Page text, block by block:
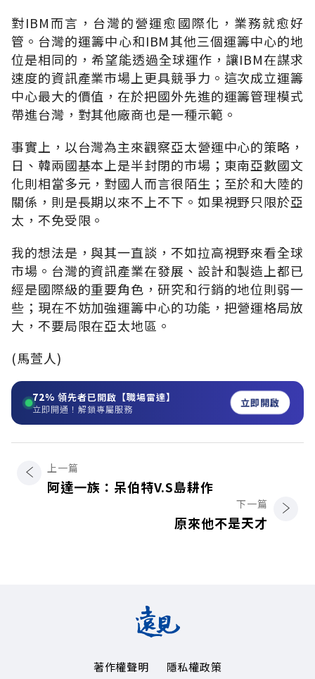
對IBM而言，台灣的營運愈國際化，業務就愈好
管。台灣的運籌中心和IBM其他三個運籌中心的地
位是相同的，希望能透過全球運作，讓IBM在謀求
速度的資訊產業市場上更具競爭力。這次成立運籌
中心最大的價值，在於把國外先進的運籌管理模式
帶進台灣，對其他廠商也是一種示範。
事實上，以台灣為主來觀察亞太營運中心的策略，
日、韓兩國基本上是半封閉的市場；東南亞數國文
化則相當多元，對國人而言很陌生；至於和大陸的
關係，則是長期以來不上不下。如果視野只限於亞
太，不免受限。
我的想法是，與其一直談，不如拉高視野來看全球
市場。台灣的資訊產業在發展、設計和製造上都已
經是國際級的重要角色，研究和行銷的地位則弱一
些；現在不妨加強運籌中心的功能，把營運格局放
大，不要局限在亞太地區。
(馬萱人)
72% 領先者已開啟【職場雷達】
立即開通！解鎖專屬服務 立即開啟
上一篇
阿達一族：呆伯特V.S島耕作
下一篇
原來他不是天才
著作權聲明 隱私權政策